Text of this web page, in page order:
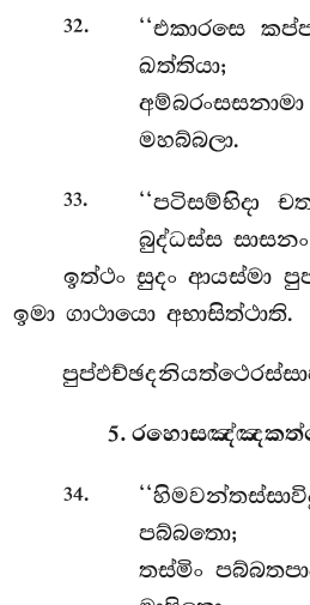
32. ‘‘එකාරසෙ
ඛත්තියා;
මහබ්බලා.
33.
‘‘පටිසම්භිදා
බුද්ධස්ස
ඉත්ථං සුදං ආයස්මා
ඉමා ගාථායො අභාසිත්ථාති.
5.
34.
පබ්බතො;
තස්මිං